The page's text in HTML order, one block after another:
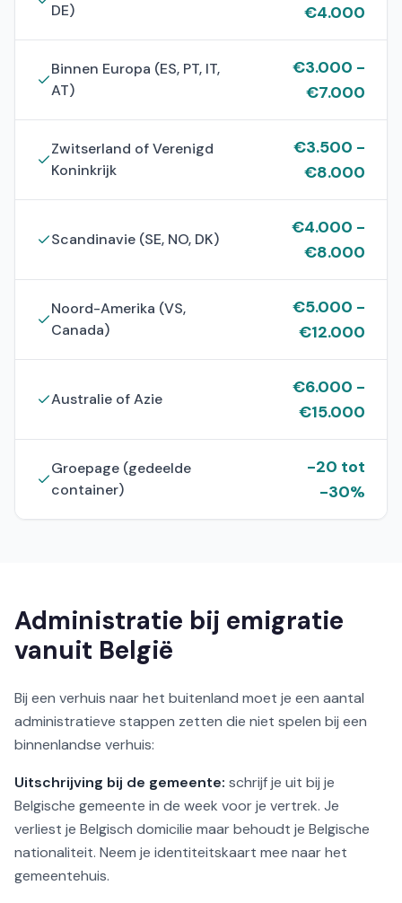
DE)
€4.000
Binnen Europa (ES, PT, IT,
AT)
€3.000 -
€7.000
Zwitserland of Verenigd
Koninkrijk
€3.500 -
€8.000
Scandinavie (SE, NO, DK)
€4.000 -
€8.000
Noord-Amerika (VS,
Canada)
€5.000 -
€12.000
Australie of Azie
€6.000 -
€15.000
Groepage (gedeelde
container)
-20 tot
-30%
Administratie bij emigratie
vanuit België
Bij een verhuis naar het buitenland moet je een aantal
administratieve stappen zetten die niet spelen bij een
binnenlandse verhuis:
Uitschrijving bij de gemeente: schrijf je uit bij je
Belgische gemeente in de week voor je vertrek. Je
verliest je Belgisch domicilie maar behoudt je Belgische
nationaliteit. Neem je identiteitskaart mee naar het
gemeentehuis.